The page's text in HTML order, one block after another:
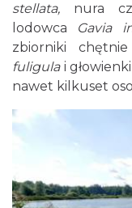
stellata, nura
lodowca Gavia
zbiorniki
fuligulai
nawet kilkuset